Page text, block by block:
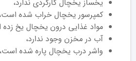
یخساز یخچال کارکردی ندارد،
کمپرسور یخچال خراب شده
مواد غذایی درون یخچال یخ
آب در مخزن وجود ندارد،
واشر درب یخچال پاره شده است،